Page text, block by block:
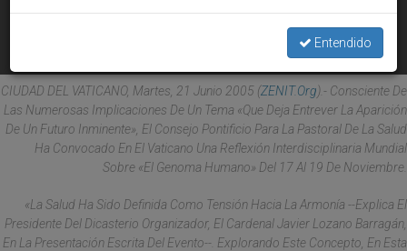
JUN 21, 2005 00:00
CIUDAD DEL VATICANO, Martes, 21 Junio 2005 (ZENIT.org).- Consciente De
Las Numerosas Implicaciones De Un Tema «que Deja Entrever La Aparición
De Un Futuro Inminente», El Consejo Pontificio Para La Pastoral De La Salud
Ha Convocado En El Vaticano Una Reflexión Interdisciplinaria Mundial
Sobre «El Genoma Humano» Del 17 Al 19 De Noviembre.
«La Salud Ha Sido Definida Como Tensión Hacia La Armonía --Explica El
Presidente Del Dicasterio Organizador, El Cardenal Javier Lozano Barragán,
En La Presentación Escrita Del Evento--. Explorando Este Concepto, En Esta
Entendido